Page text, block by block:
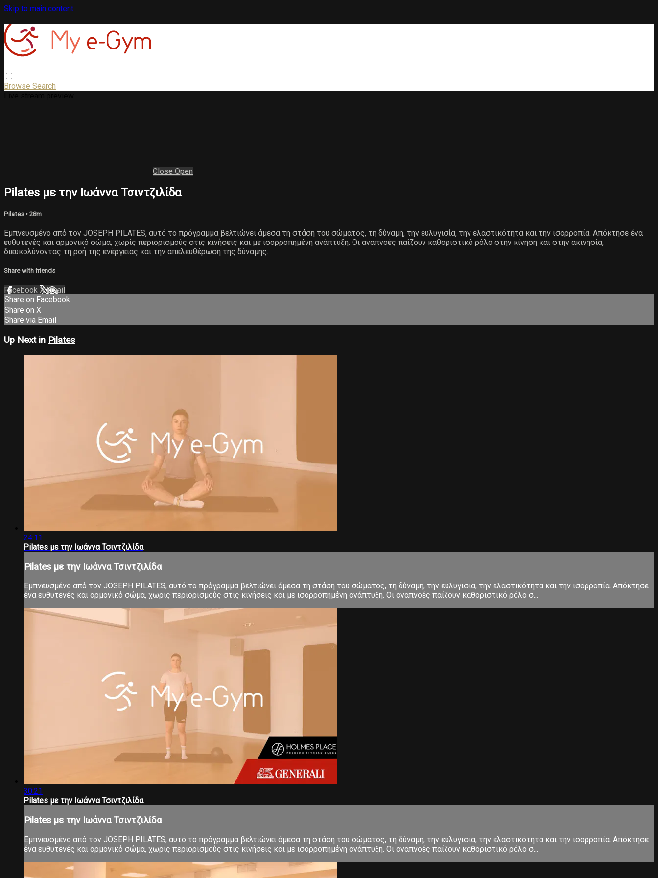
Skip to main content
Browse Search
Close Open
Pilates με την Ιωάννα Τσιντζιλίδα
Pilates • 28m
Εμπνευσμένο από τον JOSEPH PILATES, αυτό το πρόγραμμα βελτιώνει άμεσα τη στάση του σώματος, τη δύναμη, την ευλυγισία, την ελαστικότητα και την ισορροπία. Απόκτησε ένα
ευθυτενές και αρμονικό σώμα, χωρίς περιορισμούς στις κινήσεις και με ισορροπημένη ανάπτυξη. Οι αναπνοές παίζουν καθοριστικό ρόλο στην κίνηση και στην ακινησία,
διευκολύνοντας τη ροή της ενέργειας και την απελευθέρωση της δύναμης.
Share with friends
Facebook XEmail
Share on Facebook
Share on X
Share via Email
Up Next in Pilates
24:11
Pilates με την Ιωάννα Τσιντζιλίδα
Pilates με την Ιωάννα Τσιντζιλίδα
Εμπνευσμένο από τον JOSEPH PILATES, αυτό το πρόγραμμα βελτιώνει άμεσα τη στάση του σώματος, τη δύναμη, την ευλυγισία, την ελαστικότητα και την ισορροπία. Απόκτησε
ένα ευθυτενές και αρμονικό σώμα, χωρίς περιορισμούς στις κινήσεις και με ισορροπημένη ανάπτυξη. Οι αναπνοές παίζουν καθοριστικό ρόλο σ...
30:21
Pilates με την Ιωάννα Τσιντζιλίδα
Pilates με την Ιωάννα Τσιντζιλίδα
Εμπνευσμένο από τον JOSEPH PILATES, αυτό το πρόγραμμα βελτιώνει άμεσα τη στάση του σώματος, τη δύναμη, την ευλυγισία, την ελαστικότητα και την ισορροπία. Απόκτησε
ένα ευθυτενές και αρμονικό σώμα, χωρίς περιορισμούς στις κινήσεις και με ισορροπημένη ανάπτυξη. Οι αναπνοές παίζουν καθοριστικό ρόλο σ...